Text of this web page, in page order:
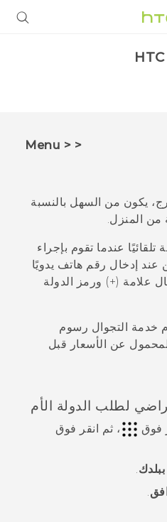
< < Menu
يكون من السهل بالنسبة
من المنزل.
عندما تقوم بإجراء
عند إدخال رقم هاتف يدويًا
علامة (+) ورمز الدولة
خدمة التجوال رسوم
عن الأسعار قبل
لطلب الدولة الأم
فوق
، ثم انقر فوق
.
.